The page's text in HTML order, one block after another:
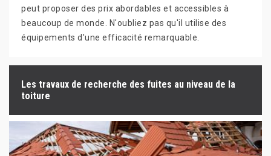
peut proposer des prix abordables et accessibles à
beaucoup de monde. N'oubliez pas qu'il utilise des
équipements d'une efficacité remarquable.
Les travaux de recherche des fuites au niveau de la
toiture